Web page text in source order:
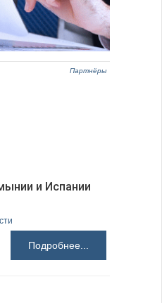
Партнёры
и Испании
Подробнее...